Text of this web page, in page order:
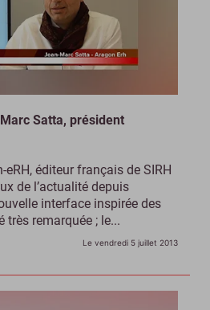
Satta, président
eRH, éditeur français de SIRH
de l’actualité depuis
interface inspirée des
très remarquée ; le...
Le vendredi 5 juillet 2013